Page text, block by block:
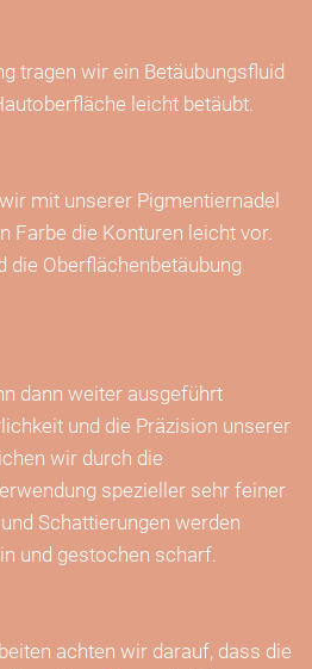
tragen wir ein Betäubungsfluid
leicht betäubt.
mit unserer Pigmentiernadel
Farbe die Konturen leicht vor.
die Oberflächenbetäubung
dann weiter ausgeführt
und die Präzision unserer
wir durch die
spezieller sehr feiner
Schattierungen werden
und gestochen scharf.
achten wir darauf, dass die